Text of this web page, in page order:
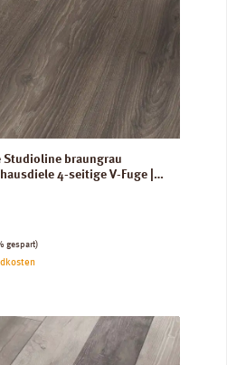
Studioline braungrau
4-seitige V-Fuge |
gespart)